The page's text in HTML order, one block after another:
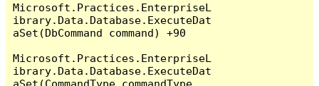
Microsoft.Practices.EnterpriseL
ibrary.Data.Database.ExecuteDat
aSet(DbCommand command) +90
Microsoft.Practices.EnterpriseL
ibrary.Data.Database.ExecuteDat
aSet(CommandType commandType,